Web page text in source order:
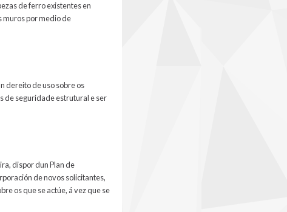
de ferro existentes en
muros por medio de
dereito de uso sobre os
de seguridade estrutural e ser
dispor dun Plan de
de novos solicitantes,
os que se actúe, á vez que se